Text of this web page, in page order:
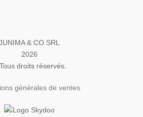
& CO SRL
2026
droits réservés.
générales de ventes